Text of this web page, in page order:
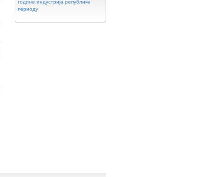
године индустрија републике
периоду